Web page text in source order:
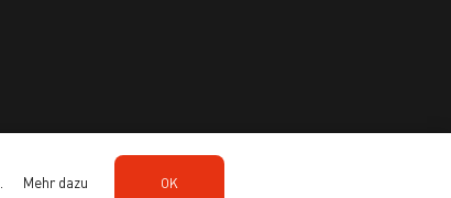
Mehr dazu OK